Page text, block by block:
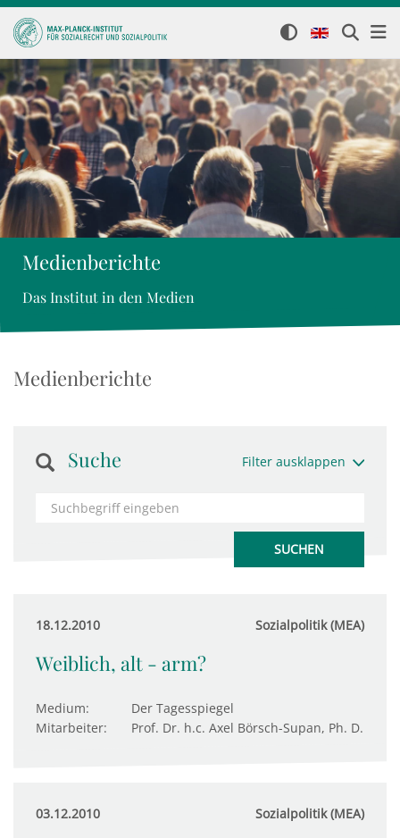
Medienberichte
Das Institut in den Medien
Medienberichte
Suche Filter ausklappen
18.12.2010 Sozialpolitik (MEA)
Weiblich, alt - arm?
Medium:
Der Tagesspiegel
Mitarbeiter:
Prof. Dr. h.c. Axel Börsch-Supan, Ph. D.
03.12.2010 Sozialpolitik (MEA)